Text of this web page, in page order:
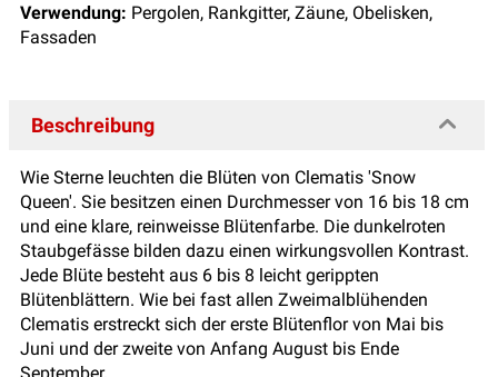
Verwendung: Pergolen, Rankgitter, Zäune, Obelisken,
Fassaden
Beschreibung
Wie Sterne leuchten die Blüten von Clematis 'Snow
Queen'. Sie besitzen einen Durchmesser von 16 bis 18 cm
und eine klare, reinweisse Blütenfarbe. Die dunkelroten
Staubgefässe bilden dazu einen wirkungsvollen Kontrast.
Jede Blüte besteht aus 6 bis 8 leicht gerippten
Blütenblättern. Wie bei fast allen Zweimalblühenden
Clematis erstreckt sich der erste Blütenflor von Mai bis
Juni und der zweite von Anfang August bis Ende